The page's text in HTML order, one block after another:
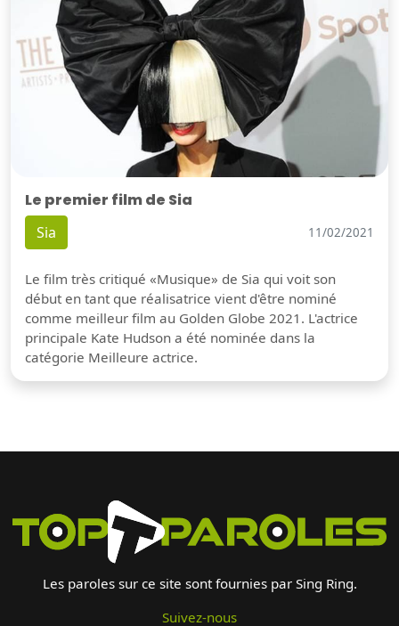
Le premier film de Sia
Sia 11/02/2021
Le film très critiqué «Musique» de Sia qui voit son
début en tant que réalisatrice vient d'être nominé
comme meilleur film au Golden Globe 2021. L'actrice
principale Kate Hudson a été nominée dans la
catégorie Meilleure actrice.
Les paroles sur ce site sont fournies par Sing Ring.
Suivez-nous